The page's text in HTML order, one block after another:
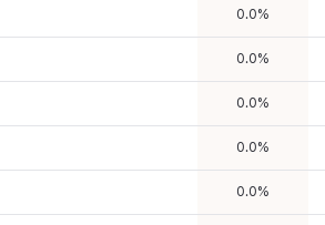
0.0%
0.0%
0.0%
0.0%
0.0%